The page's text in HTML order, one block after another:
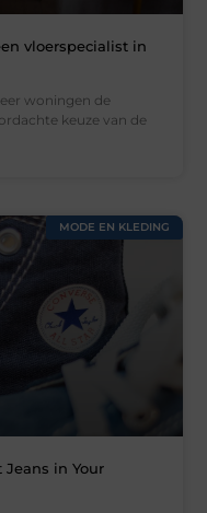
vloerspecialist in
woningen de
keuze van de
MODE EN KLEDING
in Your